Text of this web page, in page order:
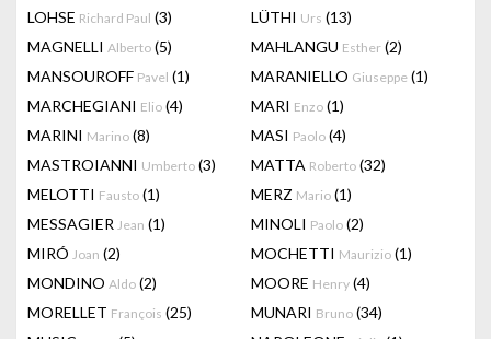
LOHSE Richard Paul (3) LÜTHI Urs (13)
MAGNELLI Alberto (5) MAHLANGU Esther (2)
MANSOUROFF Pavel (1) MARANIELLO Giuseppe (1)
MARCHEGIANI Elio (4) MARI Enzo (1)
MARINI Marino (8) MASI Paolo (4)
MASTROIANNI Umberto (3) MATTA Roberto (32)
MELOTTI Fausto (1) MERZ Mario (1)
MESSAGIER Jean (1) MINOLI Paolo (2)
MIRÓ Joan (2) MOCHETTI Maurizio (1)
MONDINO Aldo (2) MOORE Henry (4)
MORELLET François (25) MUNARI Bruno (34)